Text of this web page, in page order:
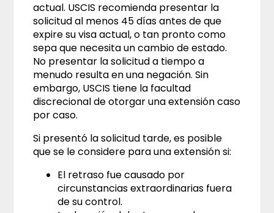
actual. USCIS recomienda presentar la
solicitud al menos 45 días antes de que
expire su visa actual, o tan pronto como
sepa que necesita un cambio de estado.
No presentar la solicitud a tiempo a
menudo resulta en una negación. Sin
embargo, USCIS tiene la facultad
discrecional de otorgar una extensión caso
por caso.
Si presentó la solicitud tarde, es posible
que se le considere para una extensión si:
El retraso fue causado por
circunstancias extraordinarias fuera
de su control.